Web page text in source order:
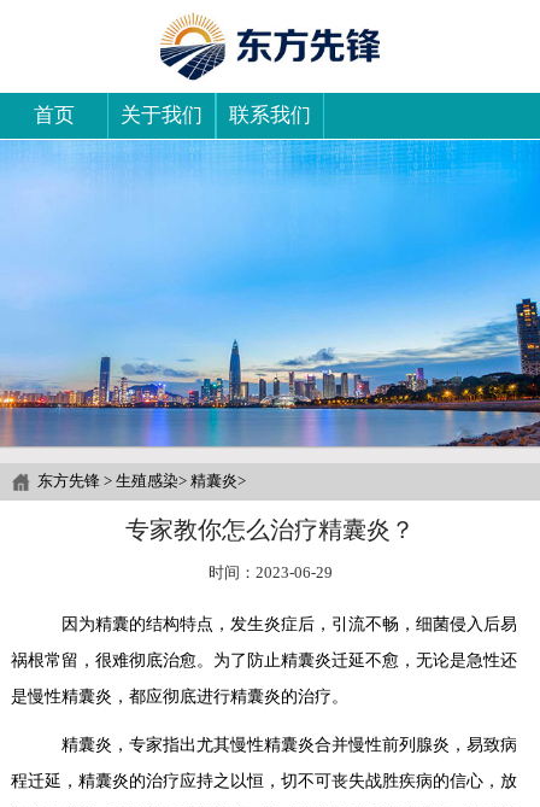
首页 关于我们 联系我们
东方先锋 >生殖感染>精囊炎>
专家教你怎么治疗精囊炎？
时间：2023-06-29
因为精囊的结构特点，发生炎症后，引流不畅，细菌侵入后易
祸根常留，很难彻底治愈。为了防止精囊炎迁延不愈，无论是急性还
是慢性精囊炎，都应彻底进行精囊炎的治疗。
精囊炎，专家指出尤其慢性精囊炎合并慢性前列腺炎，易致病
程迁延，精囊炎的治疗应持之以恒，切不可丧失战胜疾病的信心，放